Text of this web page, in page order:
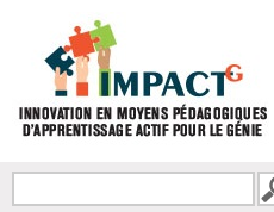
FORMULAIRE DE